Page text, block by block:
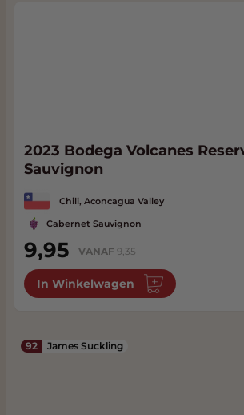
2023 Bodega Volcanes
Sauvignon
Chili, Aconcagua Valley
Cabernet Sauvignon
9,95 VANAF 9,35
In Winkelwagen
92 James Suckling